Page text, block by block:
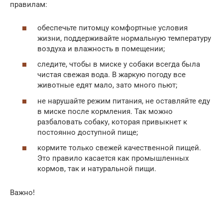
правилам:
обеспечьте питомцу комфортные условия
жизни, поддерживайте нормальную температуру
воздуха и влажность в помещении;
следите, чтобы в миске у собаки всегда была
чистая свежая вода. В жаркую погоду все
животные едят мало, зато много пьют;
не нарушайте режим питания, не оставляйте еду
в миске после кормления. Так можно
разбаловать собаку, которая привыкнет к
постоянно доступной пище;
кормите только свежей качественной пищей.
Это правило касается как промышленных
кормов, так и натуральной пищи.
Важно!